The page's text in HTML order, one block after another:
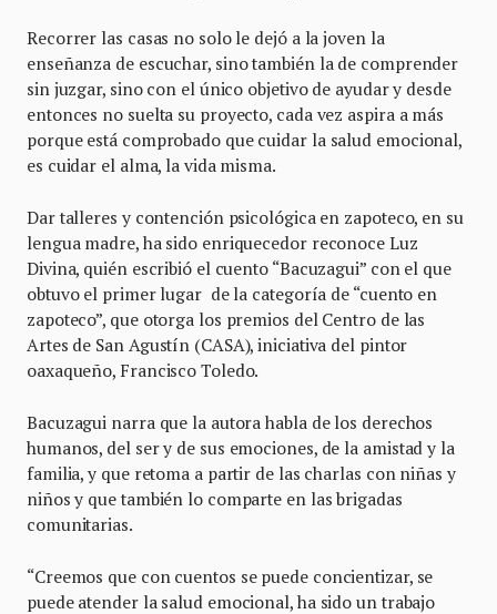
Recorrer las casas no solo le dejó a la joven la
enseñanza de escuchar, sino también la de comprender
sin juzgar, sino con el único objetivo de ayudar y desde
entonces no suelta su proyecto, cada vez aspira a más
porque está comprobado que cuidar la salud emocional,
es cuidar el alma, la vida misma.
Dar talleres y contención psicológica en zapoteco, en su
lengua madre, ha sido enriquecedor reconoce Luz
Divina, quién escribió el cuento “Bacuzagui” con el que
obtuvo el primer lugar de la categoría de “cuento en
zapoteco”, que otorga los premios del Centro de las
Artes de San Agustín (CASA), iniciativa del pintor
oaxaqueño, Francisco Toledo.
Bacuzagui narra que la autora habla de los derechos
humanos, del ser y de sus emociones, de la amistad y la
familia, y que retoma a partir de las charlas con niñas y
niños y que también lo comparte en las brigadas
comunitarias.
“Creemos que con cuentos se puede concientizar, se
puede atender la salud emocional, ha sido un trabajo